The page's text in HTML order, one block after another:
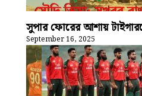
সুপার ফোরের আশায়
September 16, 2025